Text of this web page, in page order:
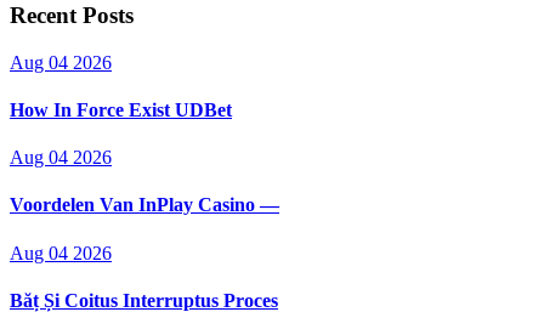
Recent Posts
Aug 04 2026
How In Force Exist UDBet
Aug 04 2026
Voordelen Van InPlay Casino —
Aug 04 2026
Băț Și Coitus Interruptus Proces